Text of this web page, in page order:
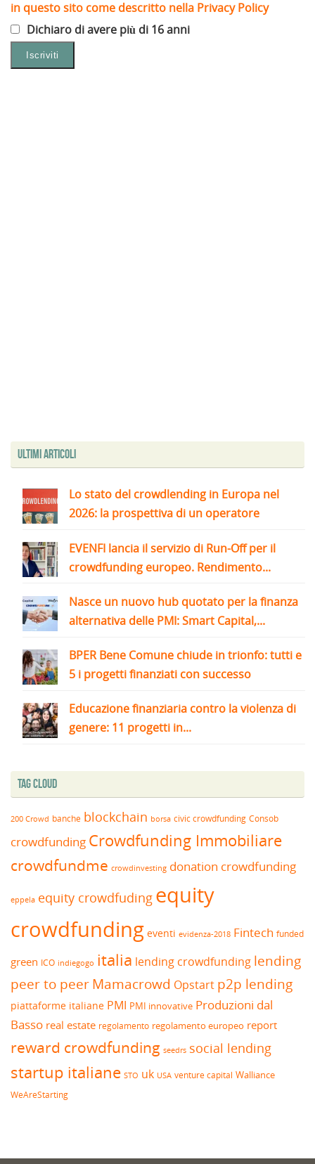
in questo sito come descritto nella Privacy Policy
Dichiaro di avere più di 16 anni
Ultimi articoli
Lo stato del crowdlending in Europa nel
2026: la prospettiva di un operatore
EVENFI lancia il servizio di Run-Off per il
crowdfunding europeo. Rendimento...
Nasce un nuovo hub quotato per la finanza
alternativa delle PMI: Smart Capital,...
BPER Bene Comune chiude in trionfo: tutti e
5 i progetti finanziati con successo
Educazione finanziaria contro la violenza di
genere: 11 progetti in...
Tag Cloud
200 Crowd banche blockchain borsa civic crowdfunding Consob
crowdfunding Crowdfunding Immobiliare
crowdfundme crowdinvesting donation crowdfunding
eppela equity crowdfuding equity
crowdfunding eventi evidenza-2018 Fintech funded
green ICO indiegogo italia lending crowdfunding lending
peer to peerMamacrowd Opstart p2p lending
piattaforme italiane PMI PMI innovative Produzioni dal
Basso real estate regolamento regolamento europeo report
reward crowdfunding seedrs social lending
startup italiane STO uk USA venture capital Walliance
WeAreStarting